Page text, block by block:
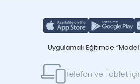
Uygulamalı Eğitimde
Telefon ve Tablet